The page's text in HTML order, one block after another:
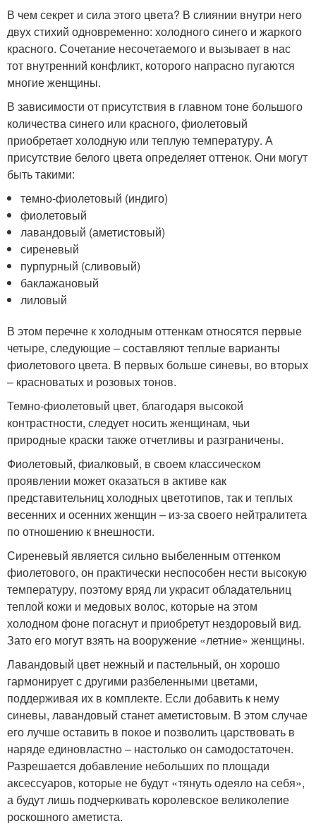
В чем секрет и сила этого цвета? В слиянии внутри него
двух стихий одновременно: холодного синего и жаркого
красного. Сочетание несочетаемого и вызывает в нас
тот внутренний конфликт, которого напрасно пугаются
многие женщины.
В зависимости от присутствия в главном тоне большого
количества синего или красного, фиолетовый
приобретает холодную или теплую температуру. А
присутствие белого цвета определяет оттенок. Они могут
быть такими:
темно-фиолетовый (индиго)
фиолетовый
лавандовый (аметистовый)
сиреневый
пурпурный (сливовый)
баклажановый
лиловый
В этом перечне к холодным оттенкам относятся первые
четыре, следующие – составляют теплые варианты
фиолетового цвета. В первых больше синевы, во вторых
– красноватых и розовых тонов.
Темно-фиолетовый цвет, благодаря высокой
контрастности, следует носить женщинам, чьи
природные краски также отчетливы и разграничены.
Фиолетовый, фиалковый, в своем классическом
проявлении может оказаться в активе как
представительниц холодных цветотипов, так и теплых
весенних и осенних женщин – из-за своего нейтралитета
по отношению к внешности.
Сиреневый является сильно выбеленным оттенком
фиолетового, он практически неспособен нести высокую
температуру, поэтому вряд ли украсит обладательниц
теплой кожи и медовых волос, которые на этом
холодном фоне погаснут и приобретут нездоровый вид.
Зато его могут взять на вооружение «летние» женщины.
Лавандовый цвет нежный и пастельный, он хорошо
гармонирует с другими разбеленными цветами,
поддерживая их в комплекте. Если добавить к нему
синевы, лавандовый станет аметистовым. В этом случае
его лучше оставить в покое и позволить царствовать в
наряде единовластно – настолько он самодостаточен.
Разрешается добавление небольших по площади
аксессуаров, которые не будут «тянуть одеяло на себя»,
а будут лишь подчеркивать королевское великолепие
роскошного аметиста.